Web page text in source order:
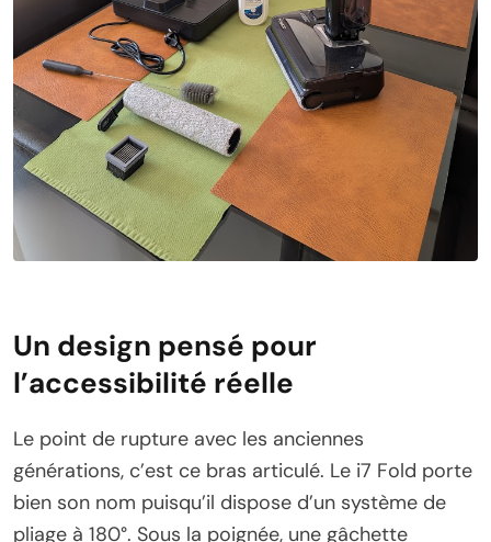
Un design pensé pour
l’accessibilité réelle
Le point de rupture avec les anciennes
générations, c’est ce bras articulé. Le i7 Fold porte
bien son nom puisqu’il dispose d’un système de
pliage à 180°. Sous la poignée, une gâchette